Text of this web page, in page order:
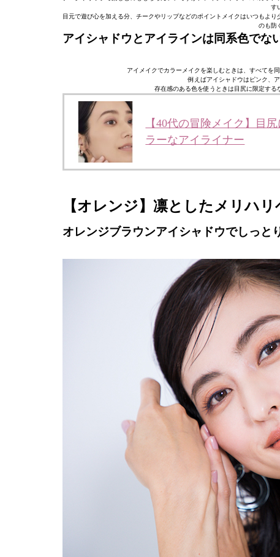
す
目元で遊び心を加える分、チークやリップなどのポイントメイクはいつもよ
のも防
アイシャドウとアイラインは同系色でな
アイメイクでカラーメイクを楽しむときは、すべてを
例えばアイシャドウはピンク、
存在感のある色を使うときは目尻に限定する
【40代の冒険メイク】目
ラーなアイライナー
【オレンジ】凛としたメリハ
オレンジブラウンアイシャドウでしっと